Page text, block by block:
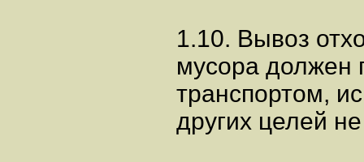
1.10. Вывоз
мусора должен
транспортом,
других целей